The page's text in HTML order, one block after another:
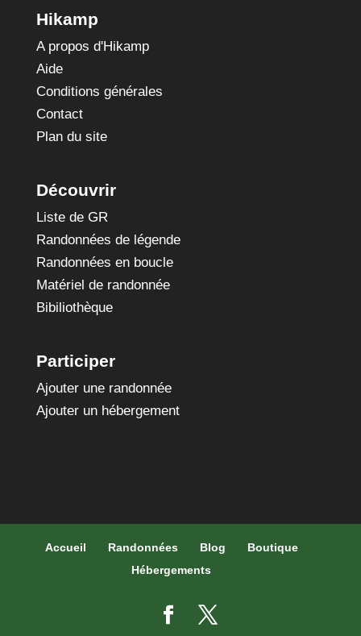
Hikamp
A propos d'Hikamp
Aide
Conditions générales
Contact
Plan du site
Découvrir
Liste de GR
Randonnées de légende
Randonnées en boucle
Matériel de randonnée
Bibiliothèque
Participer
Ajouter une randonnée
Ajouter un hébergement
Accueil Randonnées Blog
Boutique
Hébergements